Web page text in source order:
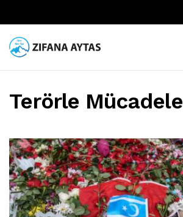
Terörle Mücadele